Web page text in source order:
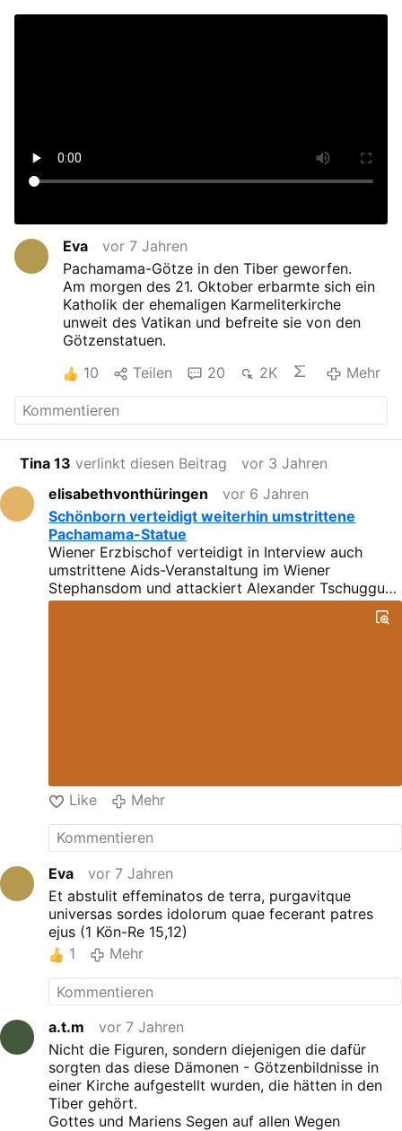
Eva
vor 7 Jahren
Pachamama-Götze in den Tiber geworfen.
Am morgen des 21. Oktober erbarmte sich ein
Katholik der ehemaligen Karmeliterkirche
unweit des Vatikan und befreite sie von den
Götzenstatuen.
10
Teilen 20 2K Mehr
Tina 13 verlinkt diesen Beitrag
vor 3 Jahren
elisabethvonthüringen
vor 6 Jahren
Schönborn verteidigt weiterhin umstrittene
Pachamama-Statue
Wiener Erzbischof verteidigt in Interview auch
umstrittene Aids-Veranstaltung im Wiener
Stephansdom und attackiert Alexander Tschugguel
"Lernen Sie Geschichte!" [mehr]
Like Mehr
Eva
vor 7 Jahren
Et abstulit effeminatos de terra, purgavitque
universas sordes idolorum quae fecerant patres
ejus (1 Kön-Re 15,12)
1
Mehr
a.t.m
vor 7 Jahren
Nicht die Figuren, sondern diejenigen die dafür
sorgten das diese Dämonen - Götzenbildnisse in
einer Kirche aufgestellt wurden, die hätten in den
Tiber gehört.
Gottes und Mariens Segen auf allen Wegen